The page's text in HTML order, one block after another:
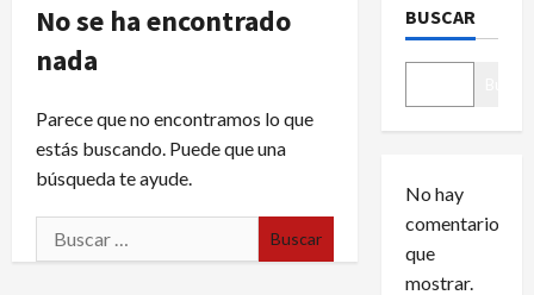
No se ha encontrado
nada
Parece que no encontramos lo que
estás buscando. Puede que una
búsqueda te ayude.
Buscar:
BUSCAR
No hay
comentarios
que
mostrar.